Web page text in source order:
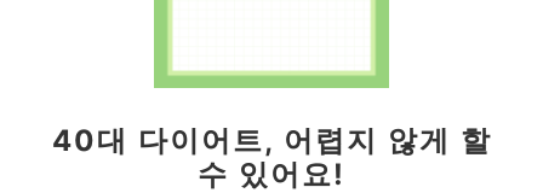
40대 다이어트, 어렵지 않게 할
수 있어요!